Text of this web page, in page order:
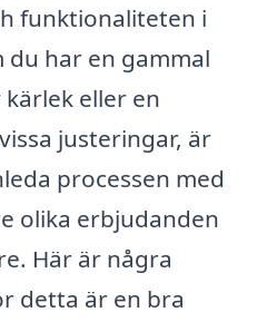
funktionaliteten i
har en gammal
eller en
justeringar, är
processen med
olika erbjudanden
Här är några
detta är en bra